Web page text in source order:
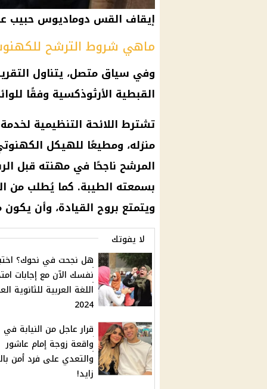
إيقاف القس دوماديوس حبيب
ماهي شروط الترشح
وفي سياق متصل، يتناول
القبطية الأرثوذكسية وفقًا
تشترط اللائحة التنظيمية
منزله، ومطيعًا للهيكل
المرشح ناجحًا في مهنته قبل
بسمعته الطيبة. كما يُطلب من
ويتمتع بروح القيادة، وأن
لا يفوتك
هل نجحت في نحوك؟
نفسك الآن مع إجابات
اللغة العربية للثانوية
2024
قرار عاجل من النيابة في
واقعة زوجة إمام عاشور
والتعدي على فرد أمن
زايد!